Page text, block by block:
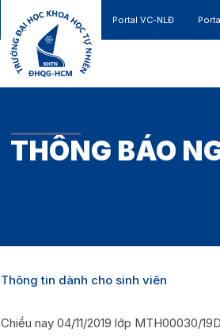
Portal VC-NLĐ
THÔNG BÁO
Thông tin dành cho sinh viên
Chiều nay 04/11/2019 lớp MTH00030/